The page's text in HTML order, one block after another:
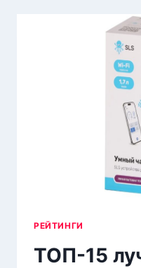
ПО
И
НА
ГОД
РЕЙТИНГИ
ТОП-15